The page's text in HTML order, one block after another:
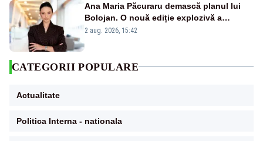
Ana Maria Păcuraru demască planul lui
Bolojan. O nouă ediție explozivă a
emisiunii „Miza Zilei” la Realitatea PLUS
2 aug. 2026, 15:42
CATEGORII POPULARE
Actualitate
Politica Interna - nationala